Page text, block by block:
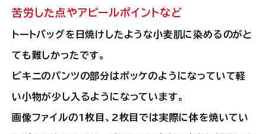
苦労した点やアピールポイントなど
トートバッグを日焼けしたような小麦肌に染めるのがと
ても難しかったです。
ビキニのパンツの部分はポッケのようになっていて軽
い小物が少し入るようになっています。
画像ファイルの1枚目、2枚目では実際に体を焼いてい